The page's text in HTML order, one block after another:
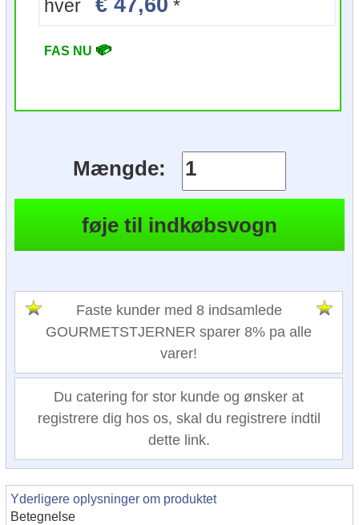
hver *
FAS NU
Mængde:
Faste kunder med 8 indsamlede
GOURMETSTJERNER sparer 8% pa alle
varer!
Du catering for stor kunde og ønsker at
registrere dig hos os, skal du registrere indtil
dette link.
Yderligere oplysninger om produktet
Betegnelse